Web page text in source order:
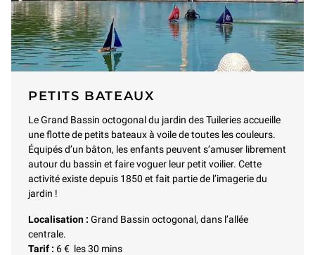
PETITS BATEAUX
Le Grand Bassin octogonal du jardin des Tuileries accueille
une flotte de petits bateaux à voile de toutes les couleurs.
Équipés d’un bâton, les enfants peuvent s’amuser librement
autour du bassin et faire voguer leur petit voilier. Cette
activité existe depuis 1850 et fait partie de l’imagerie du
jardin !
Localisation : Grand Bassin octogonal, dans l’allée
centrale.
Tarif : 6 € les 30 mins